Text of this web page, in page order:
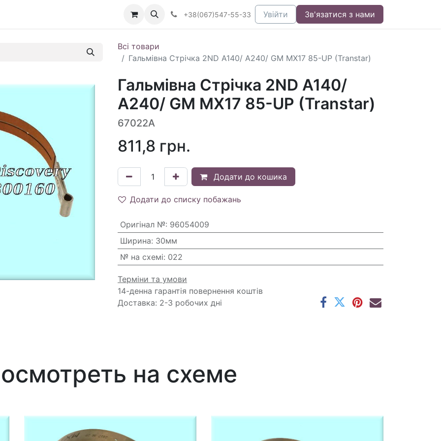
+38(067)547-55-33 Увійти Зв'язатися з нами
Всі товари
Гальмівна Стрічка 2ND A140/ A240/ GM MX17 85-UP (Transtar)
Гальмівна Стрічка 2ND A140/
A240/ GM MX17 85-UP (Transtar)
67022A
811,8 грн.
Додати до кошика
Додати до списку побажань
Оригінал №: 96054009
Ширина: 30мм
№ на схемі: 022
Терміни та умови
14-денна гарантія повернення коштів
Доставка: 2-3 робочих дні
на схеме